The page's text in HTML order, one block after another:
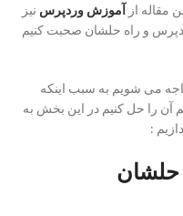
مقاله از آموزش وردپرس نیز
و راه حلشان صحبت کنیم
می شویم به سبب اینکه
آن را حل کنیم در این بخش به